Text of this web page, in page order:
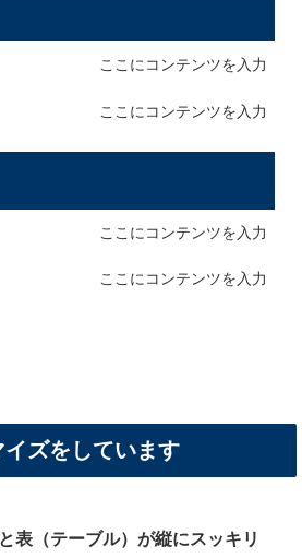
ここにコンテンツを入力
ここにコンテンツを入力
ここにコンテンツを入力
ここにコンテンツを入力
ズをしています
表（テーブル）が縦にスッキリ